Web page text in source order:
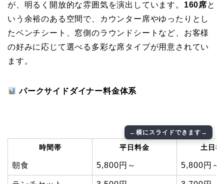
が、明るく開放的な雰囲気を演出しています。 160席と
いう余裕のある空間で、カウンター席やゆったりとし
たベンチシート、窓側のラウンドシートなど、お客様
の好みに応じて選べる多彩な席タイプが用意されてい
ます。
パークサイドダイナー料金体系
時間帯 平日料金 土日
朝食 5,800円～ 5,800円～